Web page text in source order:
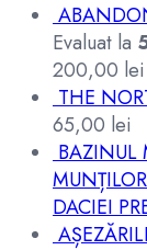
Evaluat la
200,00 lei
THE
65,00 lei
BAZINUL
DACIEI